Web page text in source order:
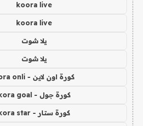
koora live
koora live
يلا شوت
يلا شوت
كورة اون لاين - kora onli
كورة جول - kora goal
كورة ستار - kora star